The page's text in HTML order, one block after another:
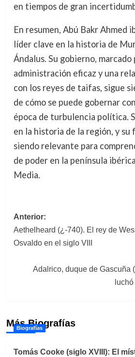
en tiempos de gran
En resumen, Abú Bakr Ahmed
líder clave en la historia de
Ándalus. Su gobierno, marcado
administración eficaz y una
con los reyes de taifas, sigue
de cómo se puede gobernar
época de turbulencia política.
en la historia de la región, y su
siendo relevante para
de poder en la península
Media.
Navegación
de
entradas
Anterior:
Aethelheard (¿-740). El rey de
Osvaldo en el siglo VIII
Adalrico, duque de Gascuña
Más Biografías
Biografías
Tomás Cooke (siglo XVIII): El